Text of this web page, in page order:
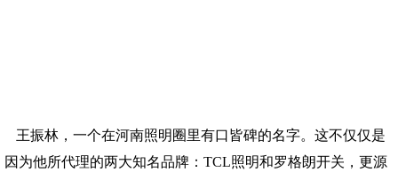
王振林，一个在河南照明圈里有口皆碑的名字。这不仅仅是
因为他所代理的两大知名品牌：TCL照明和罗格朗开关，更源